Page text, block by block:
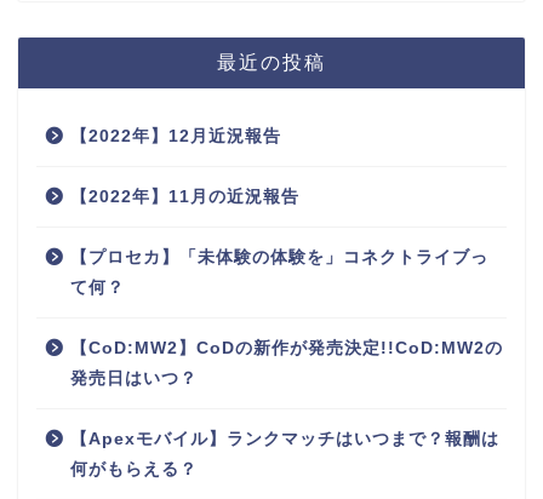
最近の投稿
【2022年】12月近況報告
【2022年】11月の近況報告
【プロセカ】「未体験の体験を」コネクトライブっ
て何？
【CoD:MW2】CoDの新作が発売決定!!CoD:MW2の
発売日はいつ？
【Apexモバイル】ランクマッチはいつまで？報酬は
何がもらえる？